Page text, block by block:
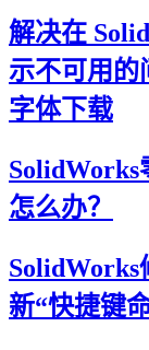
解决在
示不可用的
字体下载
SolidWorks
怎么办？
SolidWorks
新“快捷键